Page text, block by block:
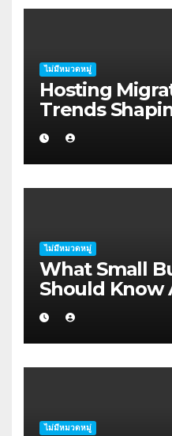
ไม่มีหมวดหมู่
Hosting
Trends
2026
ไม่มีหมวดหมู่
What Small
Should Know
Migration
Geraldton
ไม่มีหมวดหมู่